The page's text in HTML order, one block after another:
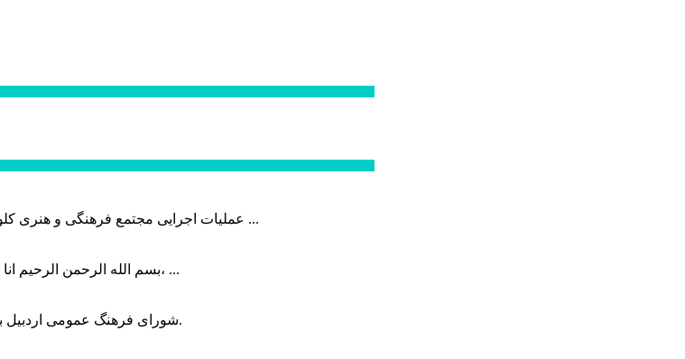
عملیات اجرایی مجتمع فرهنگی و هنری کلور از سال ۱۳۹۳ آغاز شده بود که با عنایت وزیر فرهنگ و ارشاد اسلامی دولت چهاردهم و با ...
بسم الله الرحمن الرحیم انا لله و انا الیه راجعون با نهایت تاثر و تاسف باخبر شدیم هنرمند برجسته ایران و فرزند اردبیل، ...
شورای فرهنگ عمومی اردبیل با توجه به ترکیب اعضا و رویکرد عملیاتی، می‌تواند الگویی برای سایر استان‌های کشور باشد.